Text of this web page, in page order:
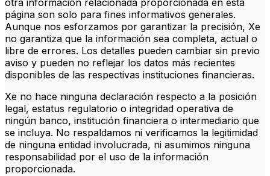
otra información relacionada proporcionada en esta
página son solo para fines informativos generales.
Aunque nos esforzamos por garantizar la precisión, Xe
no garantiza que la información sea completa, actual o
libre de errores. Los detalles pueden cambiar sin previo
aviso y pueden no reflejar los datos más recientes
disponibles de las respectivas instituciones financieras.
Xe no hace ninguna declaración respecto a la posición
legal, estatus regulatorio o integridad operativa de
ningún banco, institución financiera o intermediario que
se incluya. No respaldamos ni verificamos la legitimidad
de ninguna entidad involucrada, ni asumimos ninguna
responsabilidad por el uso de la información
proporcionada.